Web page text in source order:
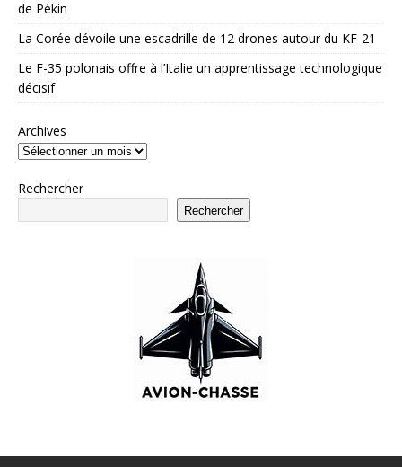
de Pékin
La Corée dévoile une escadrille de 12 drones autour du KF-21
Le F-35 polonais offre à l’Italie un apprentissage technologique
décisif
Archives
Rechercher
Rechercher